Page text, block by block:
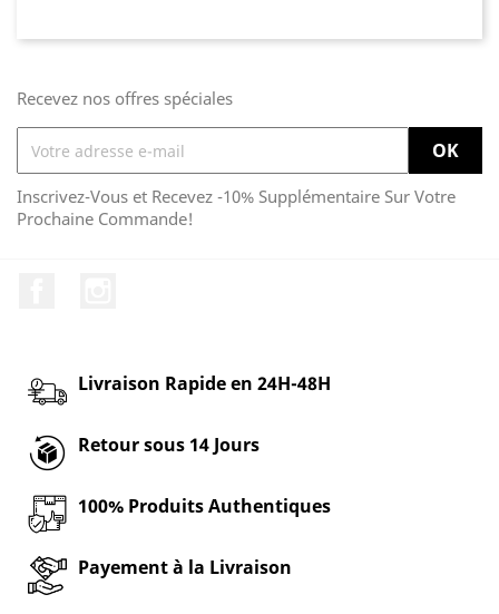
Recevez nos offres spéciales
Inscrivez-Vous et Recevez -10% Supplémentaire Sur Votre
Prochaine Commande!
Livraison Rapide en 24H-48H
Retour sous 14 Jours
100% Produits Authentiques
Payement à la Livraison